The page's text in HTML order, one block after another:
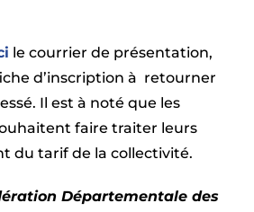
le courrier de présentation,
d’inscription à retourner
Il est à noté que les
faire traiter leurs
du tarif de la collectivité.
Départementale des